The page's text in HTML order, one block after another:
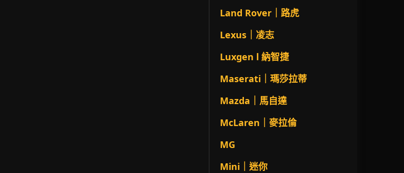
Land Rover｜路虎
Lexus｜凌志
Luxgen l 納智捷
Maserati｜瑪莎拉蒂
Mazda｜馬自達
McLaren｜麥拉倫
MG
Mini｜迷你